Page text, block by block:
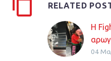
RELATED
Η
04